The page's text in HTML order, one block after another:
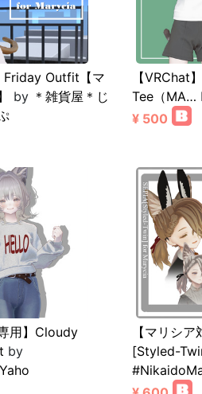
Friday Outfit【マ
by ＊雑貨屋＊じ
【VRChat
Tee（MA…
¥ 500
専用】Cloudy
by
【マリシ
[Styled-